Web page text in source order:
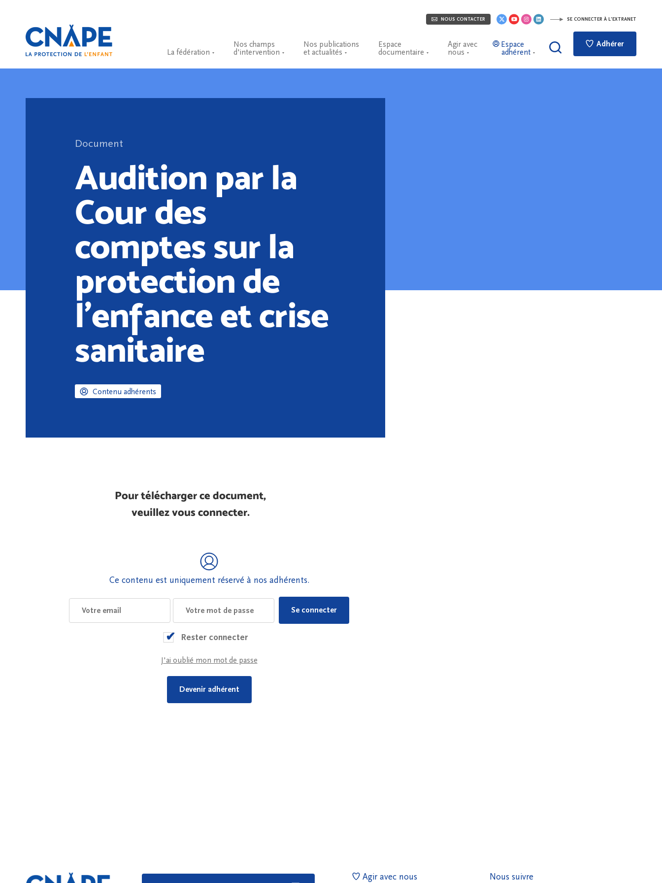
NOUS CONTACTER SE CONNECTER À L'EXTRANET
La fédération
Nos champs
d'intervention
Nos publications
et actualités
Espace
documentaire
Agir avec
nous
Espace
adhérent
Adhérer
Document
Audition par la
Cour des
comptes sur la
protection de
l’enfance et crise
sanitaire
Contenu adhérents
Pour télécharger ce document,
veuillez vous connecter.
Ce contenu est uniquement réservé à nos adhérents.
Rester connecter
J'ai oublié mon mot de passe
Devenir adhérent
Agir avec nous Nous suivre